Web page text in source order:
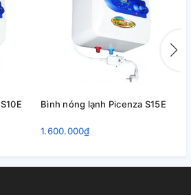
Bình nóng lạnh Picenza S15E
1.600.000₫